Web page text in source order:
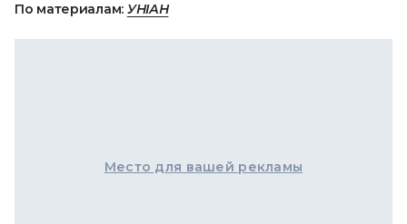
По материалам: УНІАН
Место для вашей рекламы